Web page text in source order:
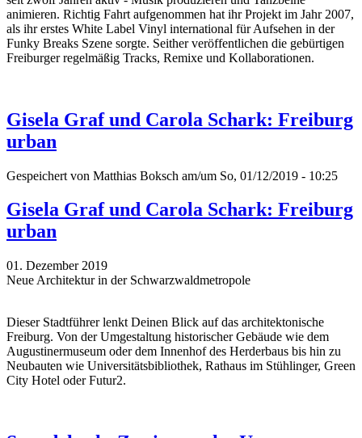
animieren. Richtig Fahrt aufgenommen hat ihr Projekt im Jahr 2007,
als ihr erstes White Label Vinyl international für Aufsehen in der
Funky Breaks Szene sorgte. Seither veröffentlichen die gebürtigen
Freiburger regelmäßig Tracks, Remixe und Kollaborationen.
Gisela Graf und Carola Schark: Freiburg
urban
Gespeichert von Matthias Boksch am/um So, 01/12/2019 - 10:25
Gisela Graf und Carola Schark: Freiburg
urban
01. Dezember 2019
Neue Architektur in der Schwarzwaldmetropole
Dieser Stadtführer lenkt Deinen Blick auf das architektonische
Freiburg. Von der Umgestaltung historischer Gebäude wie dem
Augustinermuseum oder dem Innenhof des Herderbaus bis hin zu
Neubauten wie Universitätsbibliothek, Rathaus im Stühlinger, Green
City Hotel oder Futur2.